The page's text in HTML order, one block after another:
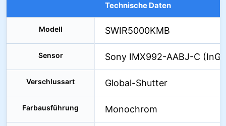
Technische Daten
Modell SWIR5000KMB
Sensor Sony IMX992-AABJ-C
Verschlussart Global-Shutter
Farbausführung Monochrom